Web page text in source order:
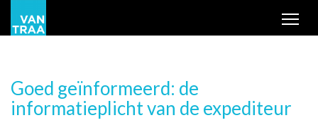
Goed geïnformeerd: de
informatieplicht van de expediteur